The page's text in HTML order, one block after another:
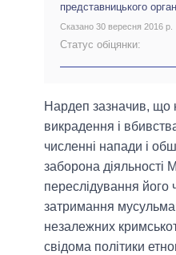
представницького
Сказано 30 вересня 2016 р.
Статус обіцянки:
Нардеп зазначив, що
викрадення і
численні напади і
заборона діяльності
переслідування його
затримання
незалежних
свідома політики